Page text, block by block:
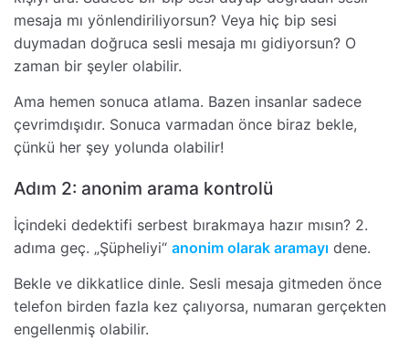
mesaja mı yönlendiriliyorsun? Veya hiç bip sesi
duymadan doğruca sesli mesaja mı gidiyorsun? O
zaman bir şeyler olabilir.
Ama hemen sonuca atlama. Bazen insanlar sadece
çevrimdışıdır. Sonuca varmadan önce biraz bekle,
çünkü her şey yolunda olabilir!
Adım 2: anonim arama kontrolü
İçindeki dedektifi serbest bırakmaya hazır mısın? 2.
adıma geç. „Şüpheliyi“ anonim olarak aramayı dene.
Bekle ve dikkatlice dinle. Sesli mesaja gitmeden önce
telefon birden fazla kez çalıyorsa, numaran gerçekten
engellenmiş olabilir.